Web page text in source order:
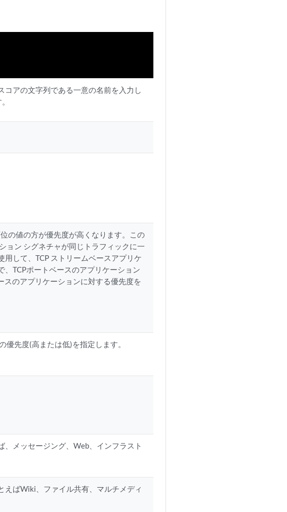
アの文字列である一意の名前を入力し
の値の方が優先度が高くなります。この
ョン シグネチャが同じトラフィックに一
して、TCP ストリームベースアプリケ
TCPポートベースのアプリケーション
のアプリケーションに対する優先度を
先度(高または低)を指定します。
メッセージング、Web、インフラスト
えばWiki、ファイル共有、マルチメディ